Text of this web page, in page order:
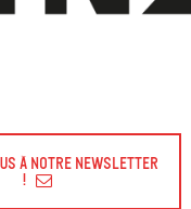
à Notre Newsletter
!